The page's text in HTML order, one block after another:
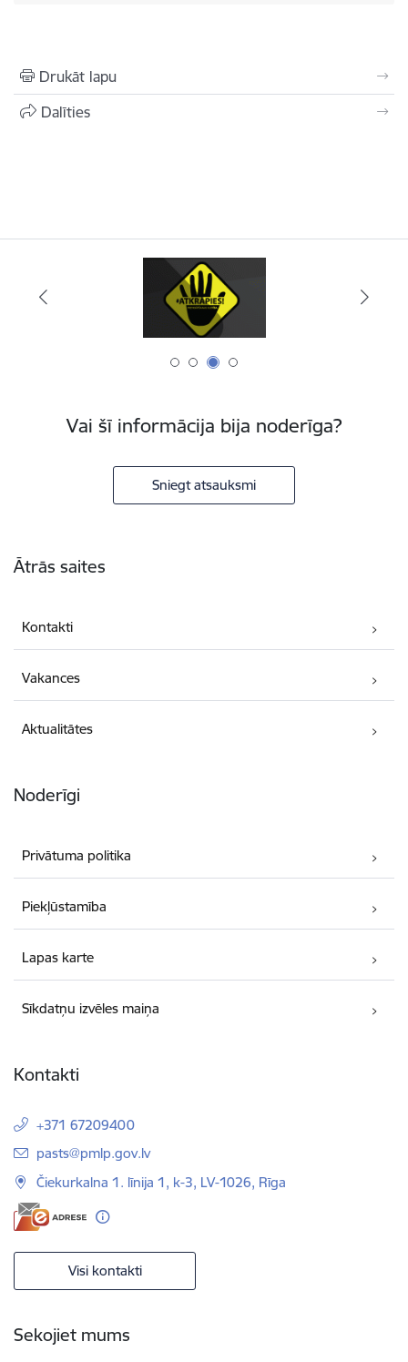
Drukāt lapu
Dalīties
Vai šī informācija bija noderīga?
Sniegt atsauksmi
Ātrās saites
Kontakti
Vakances
Aktualitātes
Noderīgi
Privātuma politika
Piekļūstamība
Lapas karte
Sīkdatņu izvēles maiņa
Kontakti
+371 67209400
E-pasts:
pasts@pmlp.gov.lv
Čiekurkalna 1. līnija 1, k-3, LV-1026, Rīga
Visi kontakti
Sekojiet mums